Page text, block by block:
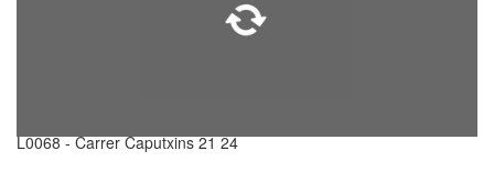
L0068 - Carrer Caputxins 21 24